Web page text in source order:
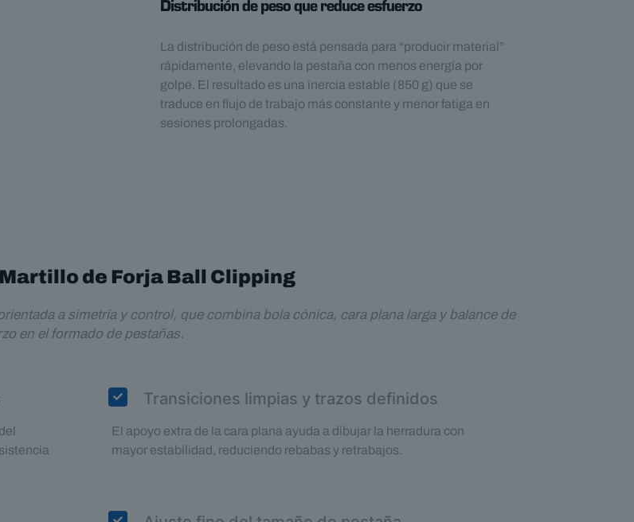
Distribución de peso que reduce esfuerzo
La distribución de peso está pensada para “producir material”
rápidamente, elevando la pestaña con menos energía por
golpe. El resultado es una inercia estable (850 g) que se
traduce en flujo de trabajo más constante y menor fatiga en
sesiones prolongadas.
de Forja Ball Clipping
a simetría y control, que combina bola cónica, cara plana larga y balance de
en el formado de pestañas.
Transiciones limpias y trazos definidos
El apoyo extra de la cara plana ayuda a dibujar la herradura con
mayor estabilidad, reduciendo rebabas y retrabajos.